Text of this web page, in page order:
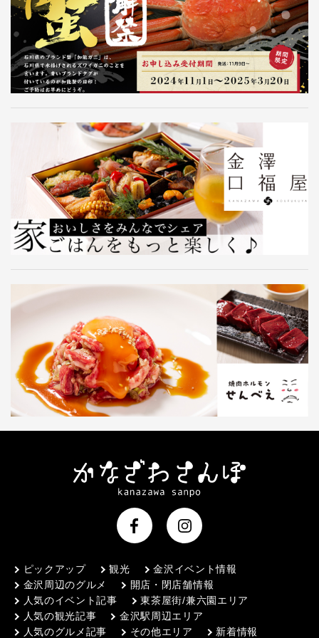
ピックアップ 観光
金沢イベント情報
金沢周辺のグルメ
開店・閉店舗情報
人気のイベント記事
東茶屋街/兼六園エリア
人気の観光記事
金沢駅周辺エリア
人気のグルメ記事
その他エリア 新着情報